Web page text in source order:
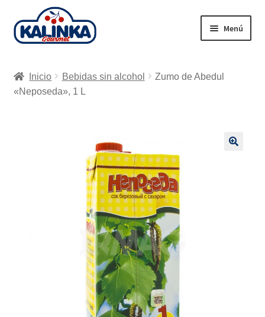
Ir
a
Ir
al
Menú
Tienda en línea
Inicio Bebidas sin alcohol
Zumo de Abedul
«Neposeda», 1 L